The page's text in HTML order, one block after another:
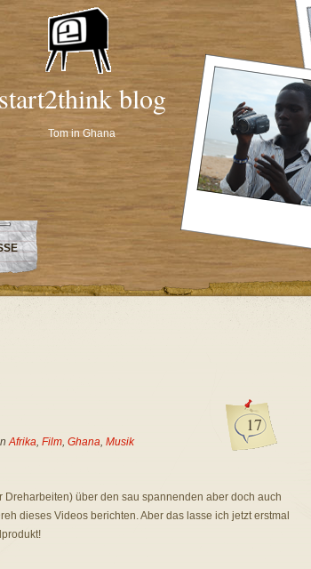
start2think blog
Tom in Ghana
17
Afrika, Film, Ghana, Musik
Dreharbeiten) über den sau spannenden aber doch auch
dieses Videos berichten. Aber das lasse ich jetzt erstmal